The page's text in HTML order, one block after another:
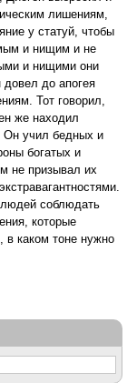
лишениям,
у статуй, чтобы
и нищим и не
и нищими они
до апогея
Тот говорил,
же находил
Он учил бедных и
богатых и
не призывал их
соблюдать
которые
в каком тоне нужно